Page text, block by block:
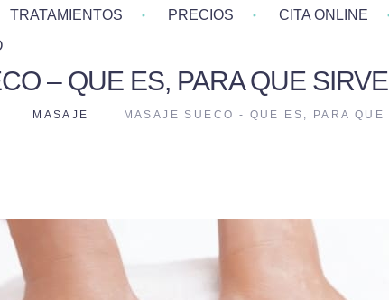
TRATAMIENTOS PRECIOS
CITA ONLINE
– QUE ES, PARA QUE
MASAJE MASAJE SUECO - QUE ES, PARA